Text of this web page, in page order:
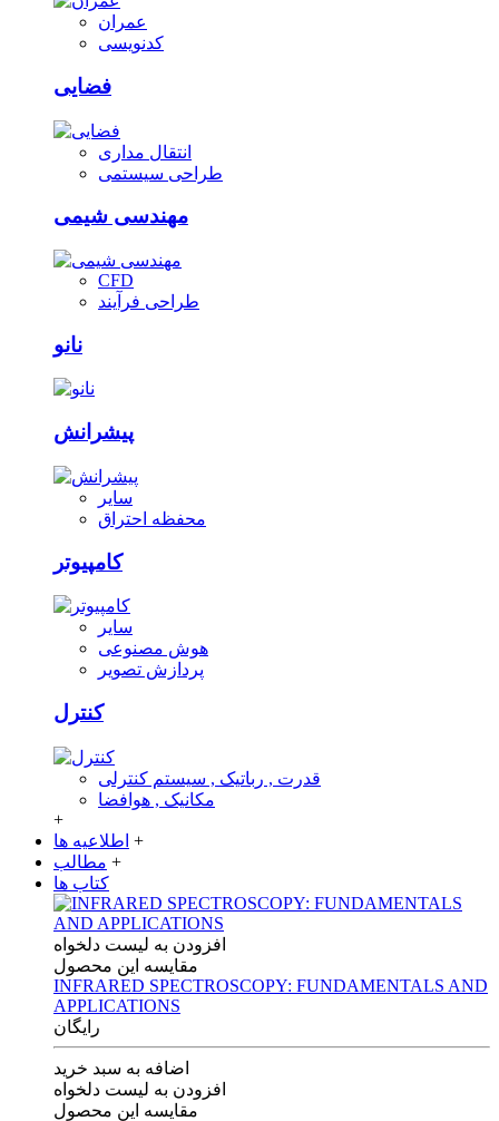
عمران
کدنویسی
فضایی
انتقال مداری
طراحی سیستمی
مهندسی شیمی
CFD
طراحی فرآیند
نانو
پیشرانش
سایر
محفظه احتراق
کامپیوتر
سایر
هوش مصنوعی
پردازش تصویر
کنترل
قدرت , رباتیک , سیستم کنترلی
مکانیک , هوافضا
+
اطلاعیه ها +
مطالب +
کتاب ها
افزودن به لیست دلخواه
مقایسه این محصول
INFRARED SPECTROSCOPY: FUNDAMENTALS AND
APPLICATIONS
رایگان
اضافه به سبد خرید
افزودن به لیست دلخواه
مقایسه این محصول